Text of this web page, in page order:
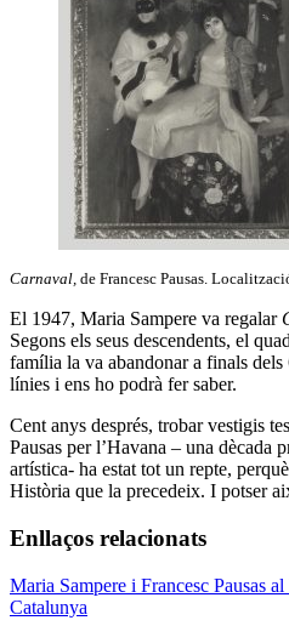
Carnaval, de Francesc Pausas.
El 1947, Maria Sampere va regalar
Segons els seus descendents, el
família la va abandonar a finals
línies i ens ho podrà fer saber.
Cent anys després, trobar vestigis
Pausas per l’Havana – una dècada
artística- ha estat tot un repte,
Història que la precedeix. I potser
Enllaços relacionats
Maria Sampere i Francesc Pausas
Catalunya